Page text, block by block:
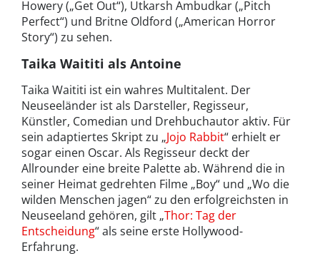
Howery („Get Out“), Utkarsh Ambudkar („Pitch
Perfect“) und Britne Oldford („American Horror
Story“) zu sehen.
Taika Waititi als Antoine
Taika Waititi ist ein wahres Multitalent. Der
Neuseeländer ist als Darsteller, Regisseur,
Künstler, Comedian und Drehbuchautor aktiv. Für
sein adaptiertes Skript zu „Jojo Rabbit“ erhielt er
sogar einen Oscar. Als Regisseur deckt der
Allrounder eine breite Palette ab. Während die in
seiner Heimat gedrehten Filme „Boy“ und „Wo die
wilden Menschen jagen“ zu den erfolgreichsten in
Neuseeland gehören, gilt „Thor: Tag der
Entscheidung“ als seine erste Hollywood-
Erfahrung.